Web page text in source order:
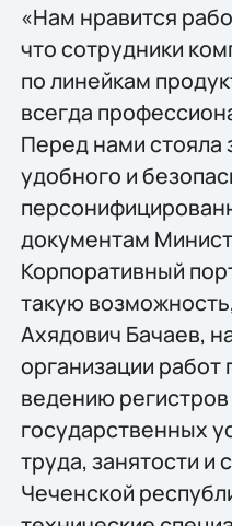
«Нам нравится
что сотрудники
по линейкам
всегда
Перед нами стояла
удобного и
документам
Корпоративный
такую
Ахядович Бачаев,
организации
ведению
государственных
труда, занятости и
Чеченской